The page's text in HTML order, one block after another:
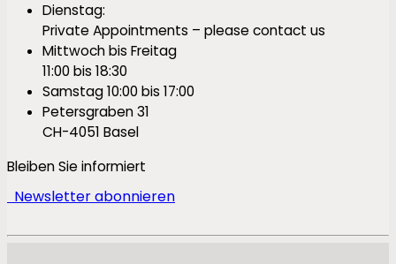
Dienstag:
Private Appointments – please contact us
Mittwoch bis Freitag
11:00 bis 18:30
Samstag 10:00 bis 17:00
Petersgraben 31
CH-4051 Basel
Bleiben Sie informiert
Newsletter abonnieren